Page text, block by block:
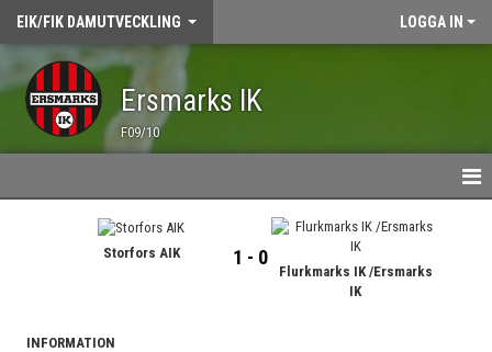
EIK/FIK DAMUTVECKLING LOGGA IN
Ersmarks IK
F09/10
Storfors AIK 1 - 0
Flurkmarks IK /Ersmarks
IK
INFORMATION